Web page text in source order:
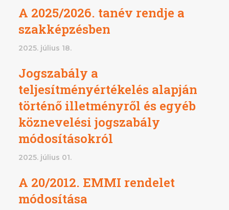
A 2025/2026. tanév rendje a
szakképzésben
2025. július 18.
Jogszabály a
teljesítményértékelés alapján
történő illetményről és egyéb
köznevelési jogszabály
módosításokról
2025. július 01.
A 20/2012. EMMI rendelet
módosítása